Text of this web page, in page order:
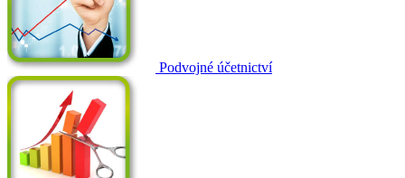
Podvojné účetnictví